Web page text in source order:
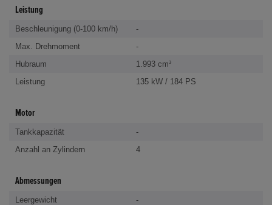
Leistung
Beschleunigung (0-100 km/h)
-
Max. Drehmoment
-
Hubraum
1.993 cm³
Leistung
135 kW / 184 PS
Motor
Tankkapazität
-
Anzahl an Zylindern
4
Abmessungen
Leergewicht
-